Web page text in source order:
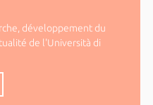
développement du
de l'Università di